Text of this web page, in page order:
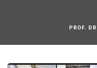
PROF.